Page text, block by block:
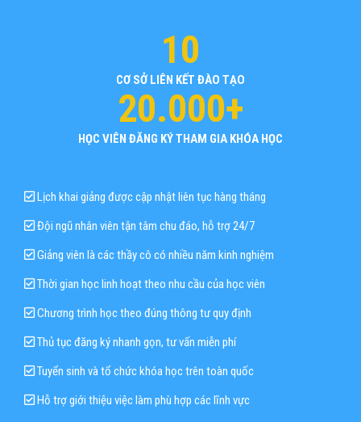
10
CƠ SỞ LIÊN KẾT ĐÀO TẠO
20.000+
HỌC VIÊN ĐĂNG KÝ THAM GIA KHÓA HỌC
Lịch khai giảng được cập nhật liên tục hàng tháng
Đội ngũ nhân viên tận tâm chu đáo, hỗ trợ 24/7
Giảng viên là các thầy cô có nhiều năm kinh nghiệm
Thời gian học linh hoạt theo nhu cầu của học viên
Chương trình học theo đúng thông tư quy định
Thủ tục đăng ký nhanh gọn, tư vấn miễn phí
Tuyển sinh và tổ chức khóa học trên toàn quốc
Hỗ trợ giới thiệu việc làm phù hợp các lĩnh vực